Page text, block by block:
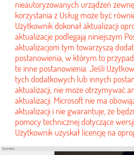
nieautoryzowanych urządzeń
korzystania z Usług może być
Użytkownik dokonał aktualizacji
aktualizacje podlegają niniejszym
aktualizacjom tym towarzyszą
postanowienia, w którym to
te inne postanowienia. Jeśli
tych dodatkowych lub innych
aktualizacji, nie może otrzymywać
aktualizacji. Microsoft nie ma
aktualizacji i nie gwarantuje, że
pomocy technicznej dotyczące
Użytkownik uzyskał licencję na